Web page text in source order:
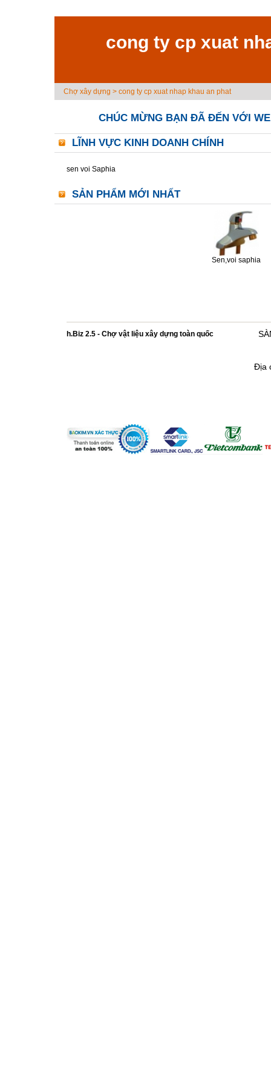
cong ty cp xuat
Chợ xây dựng > cong ty cp xuat nhap khau an phat
CHÚC MỪNG BẠN ĐÃ ĐẾN VỚI
LĨNH VỰC KINH DOANH CHÍNH
sen voi Saphia
SẢN PHẨM MỚI NHẤT
Sen,voi saphia
h.Biz 2.5 - Chợ vật liệu xây dựng toàn quốc
Địa